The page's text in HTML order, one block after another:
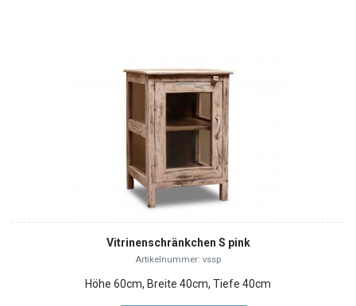
Vitrinenschränkchen S pink
Artikelnummer: vssp
Höhe 60cm, Breite 40cm, Tiefe 40cm